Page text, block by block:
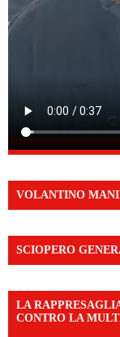
VOLANTINO
SCIOPERO
LA
CONTRO LA